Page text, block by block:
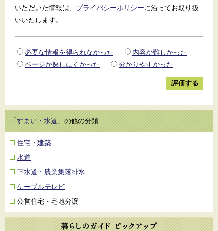
いただいた情報は、 プライバシーポリシーに沿ってお取り扱
いいたします。
必要な情報を得られなかった
内容が難しかった
ページが探しにくかった
分かりやすかった
「すまい・水道」の他の分類
住宅・建築
水道
下水道・農業集落排水
ケーブルテレビ
公営住宅・宅地分譲